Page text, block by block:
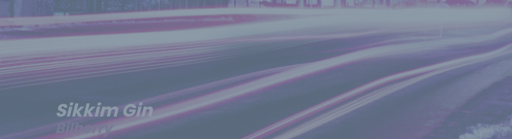
Sikkim Gin
Bilberry